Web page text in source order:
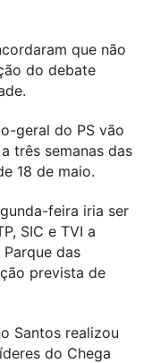
que não
do debate
geral do PS vão
três semanas das
18 de maio.
feira iria ser
SIC e TVI a
das
prevista de
Santos realizou
do Chega